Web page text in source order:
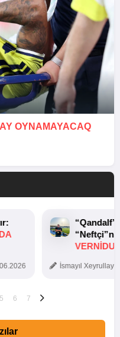
OYNAMAYACAQ
İsmayıl
5 6 7